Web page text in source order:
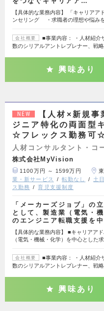
【具体的な業務内容】 「キャリア
ンセリング ・求職者の理想や悩み
会社概要
■事業内容： ・人材紹介
数のシリアルアントレプレナー、戦
興味あり
NEW
【人材×新規
ジニア特化の両面型
☆フレックス勤務可
人材コンサルタント・コ
株式会社MyVision
1100万円 ～ 1599万円
業・新サービス
転勤なし 土
ス勤務
育児支援制度
「メーカーズジョブ」の
として、製造業（電気・
のエンジニア転職支援を
【具体的な業務内容】 ■キャリアア
（電気・機械・化学）を中心とした
会社概要
■事業内容： ・人材紹介
数のシリアルアントレプレナー、戦
興味あり